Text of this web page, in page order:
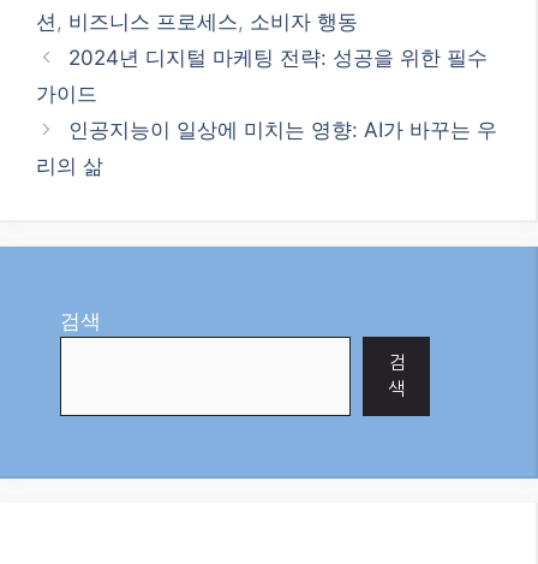
션, 비즈니스 프로세스, 소비자 행동
2024년 디지털 마케팅 전략: 성공을 위한 필수
가이드
인공지능이 일상에 미치는 영향: AI가 바꾸는 우
리의 삶
검색
검
색